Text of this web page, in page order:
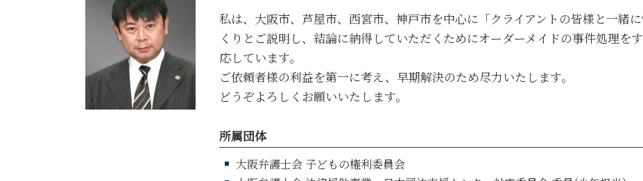
大阪市 金銭トラブル 弁護士
西宮市 離婚 弁護士
兵庫 自己破産 弁護士
私は、大阪市、芦屋市、西宮市、神戸市を中心に「クライアントの皆様と一緒
くりとご説明し、結論に納得していただくためにオーダーメイドの事件処理を
応しています。
ご依頼者様の利益を第一に考え、早期解決のため尽力いたします。
どうぞよろしくお願いいたします。
所属団体
大阪弁護士会 子どもの権利委員会